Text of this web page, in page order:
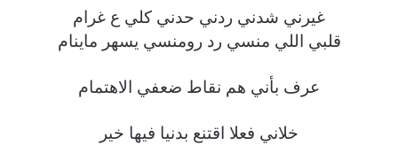
غيرني شدني ردني حدني كلي ع غرام
قلبي اللي منسي رد رومنسي يسهر ماينام
عرف بأني هم نقاط ضعفي الاهتمام
خلاني فعلا اقتنع بدنيا فيها خير